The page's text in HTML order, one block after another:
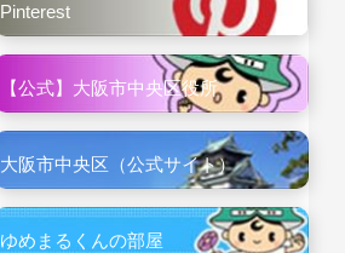
Pinterest
【公式】大阪市中央区役所
大阪市中央区（公式サイト）
ゆめまるくんの部屋